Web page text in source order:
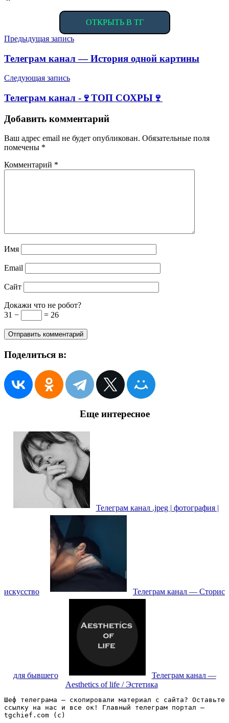
ОТКРЫТЬ В ТГ
Навигация
по
записям
Предыдущая запись
Телеграм канал — История одной картины
Следующая запись
Телеграм канал -🍷ТОП СОХРЫ🍷
Добавить комментарий
Ваш адрес email не будет опубликован. Обязательные поля
помечены *
Комментарий *
Имя
Email
Сайт
Докажи что не робот?
31 −
= 26
Поделиться в:
Еще интересное
Телеграм канал .jpeg | фотография |
искусство Телеграм канал — Сторис
для бывшего
Телеграм канал —
Aesthetics of life / Эстетика
Шеф телеграма – скопировали материал с сайта? Оставьте
ссылку на нас и все ок! Главный телеграм портал –